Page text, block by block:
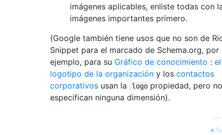
imágenes aplicables, enliste todas con
imágenes importantes primero.
(Google también tiene usos que no son de
Snippet para el marcado de Schema.org, por
ejemplo, para su Gráfico de conocimiento : el
logotipo de la organización y los contactos
corporativos usan la logo propiedad, pero no
especifican ninguna dimensión).